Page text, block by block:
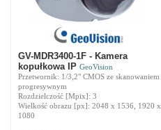
GV-MDR3400-1F - Kamera
kopułkowa IP GeoVision
Przetwornik: 1/3,2" CMOS ze skanowaniem
progresywnym
Rozdzielczość [Mpix]: 3
Wielkość obrazu [px]: 2048 x 1536, 1920 x
1080